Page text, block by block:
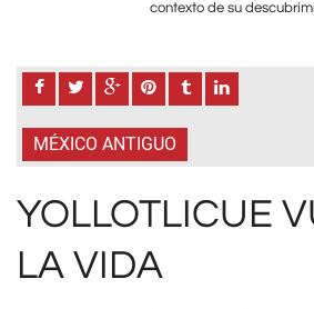
contexto de su
MÉXICO ANTIGUO
YOLLOTLICUE
LA VIDA